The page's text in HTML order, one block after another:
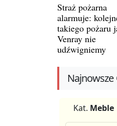
Straż pożarna
alarmuje:
takiego pożaru
Venray nie
udźwigniemy
Najnowsze
Kat. Meble